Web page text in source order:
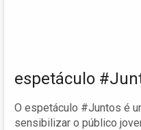
espetáculo
O espetáculo #Juntos é
sensibilizar o público